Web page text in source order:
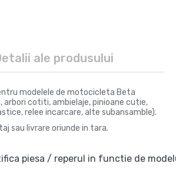
ale produsului
modelele de motocicleta Beta
arbori cotiti, ambielaje, pinioane cutie,
relee incarcare, alte subansamble).
sau livrare oriunde in tara.
piesa / reperul in functie de